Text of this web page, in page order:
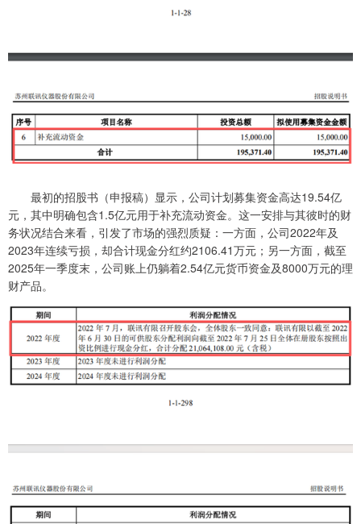
最初的招股书（申报稿）显示，公司计划募集资金高达19.54亿
元，其中明确包含1.5亿元用于补充流动资金。这一安排与其彼时的财
务状况结合来看，引发了市场的强烈质疑：一方面，公司2022年及
2023年连续亏损，却合计现金分红约2106.41万元；另一方面，截至
2025年一季度末，公司账上仍躺着2.54亿元货币资金及8000万元的理
财产品。